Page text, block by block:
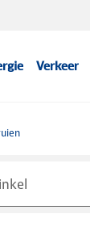
Verkeer